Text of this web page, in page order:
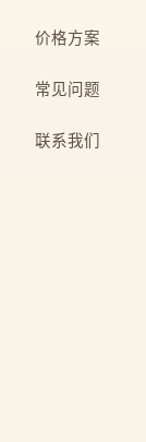
价格方案
常见问题
联系我们